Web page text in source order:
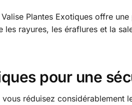
Plantes Exotiques offre
rayures, les éraflures et la
pour une
réduisez